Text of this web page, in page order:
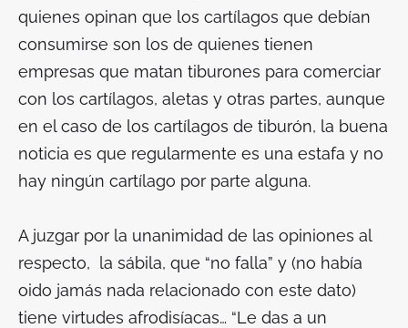
quienes opinan que los cartílagos que debían
consumirse son los de quienes tienen
empresas que matan tiburones para comerciar
con los cartílagos, aletas y otras partes, aunque
en el caso de los cartílagos de tiburón, la buena
noticia es que regularmente es una estafa y no
hay ningún cartílago por parte alguna.
A juzgar por la unanimidad de las opiniones al
respecto, la sábila, que “no falla” y (no había
oido jamás nada relacionado con este dato)
tiene virtudes afrodisíacas… “Le das a un